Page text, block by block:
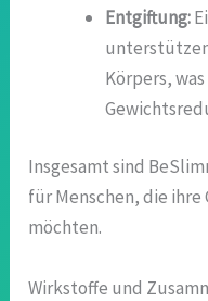
Entgiftung:
Körpers,
Insgesamt sind
für Menschen, die
möchten.
Wirkstoffe und